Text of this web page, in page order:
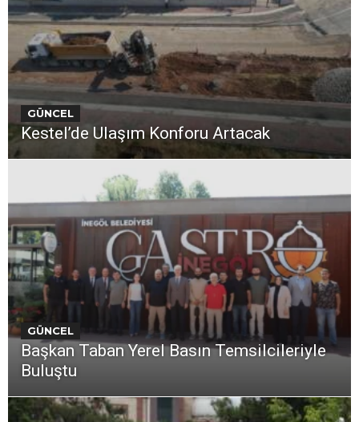
GÜNCEL
Kestel’de Ulaşım Konforu Artacak
GÜNCEL
Başkan Taban Yerel Basın Temsilcileriyle
Buluştu